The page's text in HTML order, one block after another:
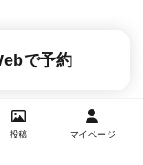
で予約
投稿 マイページ